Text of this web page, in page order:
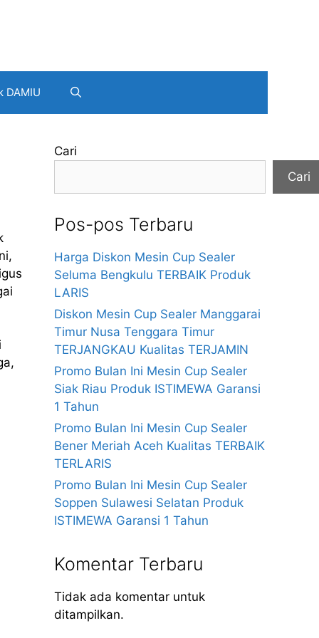
DAMIU
Cari
Cari
Pos-pos Terbaru
Harga Diskon Mesin Cup Sealer
Seluma Bengkulu TERBAIK Produk
LARIS
Diskon Mesin Cup Sealer Manggarai
Timur Nusa Tenggara Timur
TERJANGKAU Kualitas TERJAMIN
Promo Bulan Ini Mesin Cup Sealer
Siak Riau Produk ISTIMEWA Garansi
1 Tahun
Promo Bulan Ini Mesin Cup Sealer
Bener Meriah Aceh Kualitas TERBAIK
TERLARIS
Promo Bulan Ini Mesin Cup Sealer
Soppen Sulawesi Selatan Produk
ISTIMEWA Garansi 1 Tahun
Komentar Terbaru
Tidak ada komentar untuk
ditampilkan.